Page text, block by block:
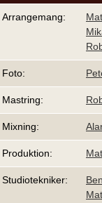
Arrangemang:
Foto:
Mastring:
Mixning:
Produktion:
Studiotekniker: